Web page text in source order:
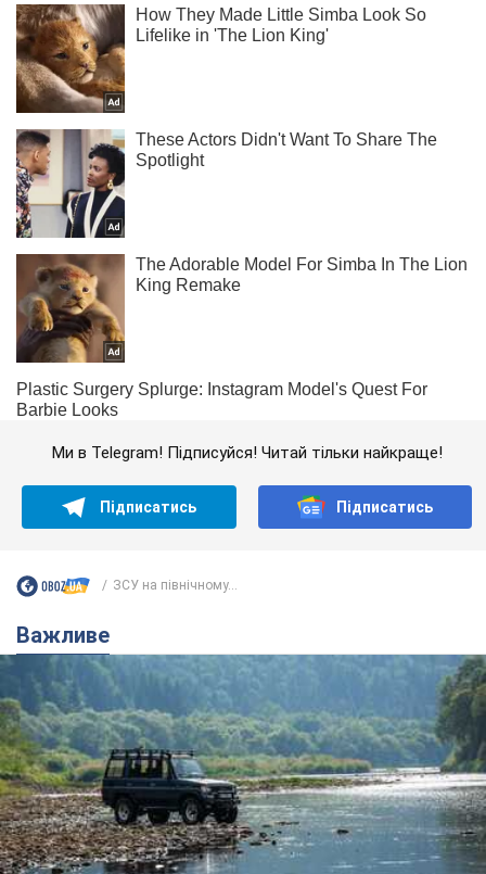
Ми в Telegram! Підписуйся! Читай тільки найкраще!
Підписатись Підписатись
ЗСУ на північному...
Важливе